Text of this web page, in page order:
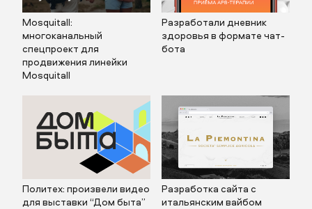
Mosquitall:
многоканальный
спецпроект для
продвижения линейки
Mosquitall
Разработали дневник
здоровья в формате чат-
бота
Политех: произвели видео
для выставки “Дом быта”
Разработка сайта с
итальянским вайбом